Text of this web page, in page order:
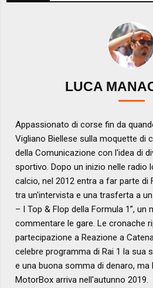
LUCA
Appassionato di corse fin da
Vigliano Biellese sulla moquette di
della Comunicazione con l'idea di
sportivo. Dopo un inizio nelle radio
calcio, nel 2012 entra a far parte di
tra un'intervista e una trasferta a
– I Top & Flop della Formula 1”, un
commentare le gare. Le cronache
partecipazione a Reazione a
celebre programma di Rai 1 la sua
e una buona somma di denaro, ma
MotorBox arriva nell'autunno 2019.